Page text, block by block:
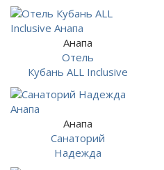
Анапа
Отель
Кубань ALL Inclusive
Анапа
Санаторий
Надежда